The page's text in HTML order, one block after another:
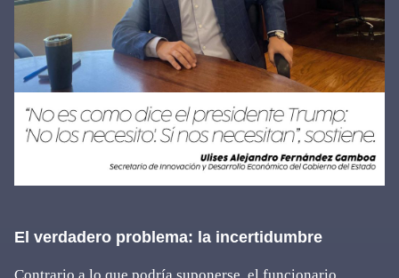
El verdadero problema: la incertidumbre